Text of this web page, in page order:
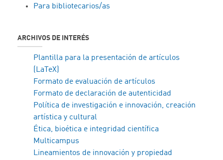
Para bibliotecarios/as
ARCHIVOS DE INTERÉS
Plantilla para la presentación de artículos
(LaTeX)
Formato de evaluación de artículos
Formato de declaración de autenticidad
Política de investigación e innovación, creación
artística y cultural
Ética, bioética e integridad científica
Multicampus
Lineamientos de innovación y propiedad